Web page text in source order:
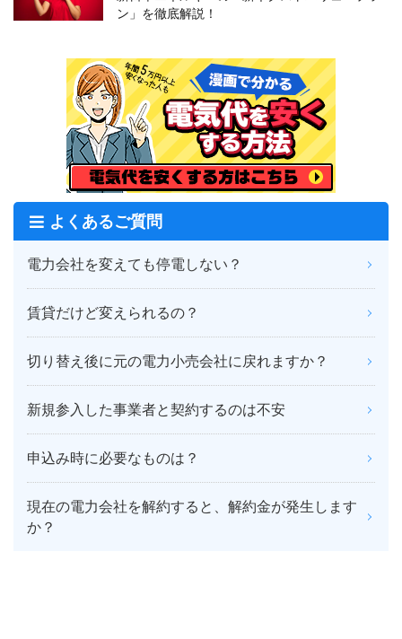
ン」を徹底解説！
よくあるご質問
電力会社を変えても停電しない？
賃貸だけど変えられるの？
切り替え後に元の電力小売会社に戻れますか？
新規参入した事業者と契約するのは不安
申込み時に必要なものは？
現在の電力会社を解約すると、解約金が発生します
か？